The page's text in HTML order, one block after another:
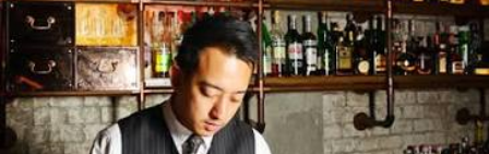
Direct Message
Profile Reviews 0 Events 0 Jobs 0